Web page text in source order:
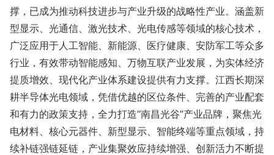
撑，已成为推动科技进步与产业升级的战略性产业。涵盖新
型显示、光通信、激光技术、光电传感等领域的核心技术，
广泛应用于人工智能、新能源、医疗健康、安防军工等众多
行业，有效带动智能感知、万物互联产业发展，为实体经济
提质增效、现代化产业体系建设提供有力支撑。江西长期深
耕半导体光电领域，凭借优越的区位条件、完善的产业配套
和有力的政策支持，全力打造“南昌光谷”产业品牌，聚焦光
电材料、核心元器件、新型显示、智能终端等重点领域，持
续补链强链延链，产业集聚效应持续增强、创新活力不断提